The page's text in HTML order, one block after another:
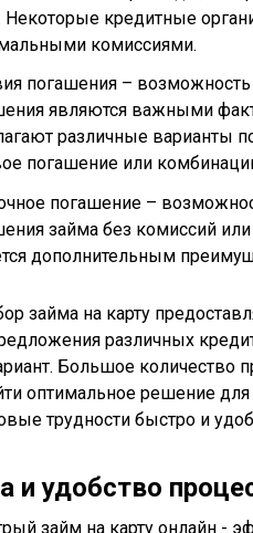
Некоторые кредитные
комиссиями.
погашения –
являются важными
различные варианты
погашение или
погашение –
займа без комиссий
дополнительным
займа на карту
различных
Большое количество
оптимальное решение
трудности быстро и
и удобство